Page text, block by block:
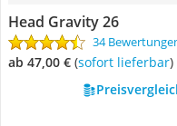
Head Gravity 26
34
ab 47,00 € ( Sofort lieferbar)